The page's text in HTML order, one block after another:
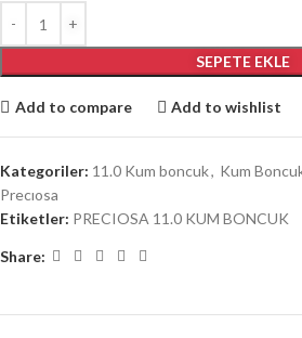
SEPETE EKLE
Add to compare Add to wishlist
Kategoriler: 11.0 Kum boncuk, Kum
Precıosa
Etiketler: PRECIOSA 11.0 KUM BONCUK
Share: